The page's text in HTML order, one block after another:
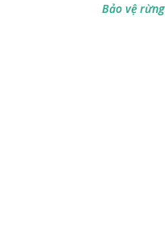
Bảo vệ rừng